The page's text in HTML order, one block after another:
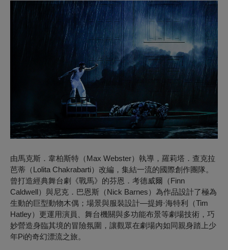
由馬克斯．韋柏斯特（Max Webster）執導，羅莉塔．查克拉
芭蒂（Lolita Chakrabarti）改編，集結一流的國際創作團隊。
曾打造經典舞台劇《戰馬》的芬恩．考德威爾（Finn
Caldwell）與尼克．巴恩斯（Nick Barnes）為作品設計了極為
生動的巨型動物木偶； 場景與服裝設計—提姆·海特利（Tim
Hatley）更運用演員、舞台機關與多功能布景等劇場技術，巧
妙營造身臨其境的冒險氛圍，讓觀眾在劇場內如同親身踏上少
年Pi的奇幻漂流之旅。